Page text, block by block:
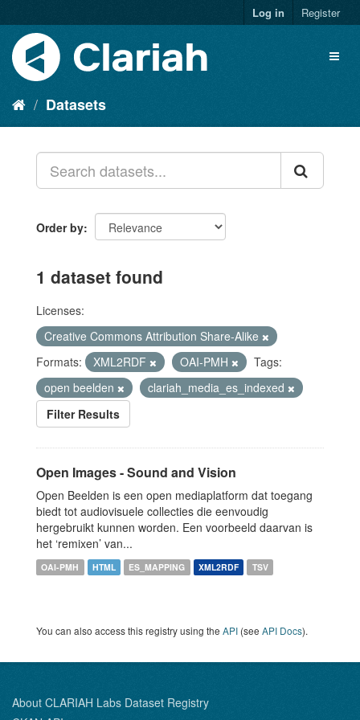
Log in Register
Datasets
Order by
1 dataset found
Licenses:
Creative Commons Attribution Share-Alike
Formats:
XML2RDF OAI-PMH
Tags:
open beelden
clariah_media_es_indexed
Filter Results
Open Images - Sound and Vision
Open Beelden is een open mediaplatform dat toegang
biedt tot audiovisuele collecties die eenvoudig
hergebruikt kunnen worden. Een voorbeeld daarvan is
het ‘remixen’ van...
OAI-PMH HTML ES_MAPPING XML2RDF TSV
You can also access this registry using the API (see API Docs).
About CLARIAH Labs Dataset Registry